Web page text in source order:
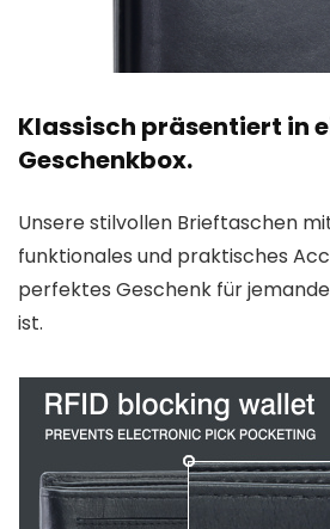
Klassisch präsentiert in
Geschenkbox.
Unsere stilvollen Brieftaschen
funktionales und praktisches
perfektes Geschenk für
ist.